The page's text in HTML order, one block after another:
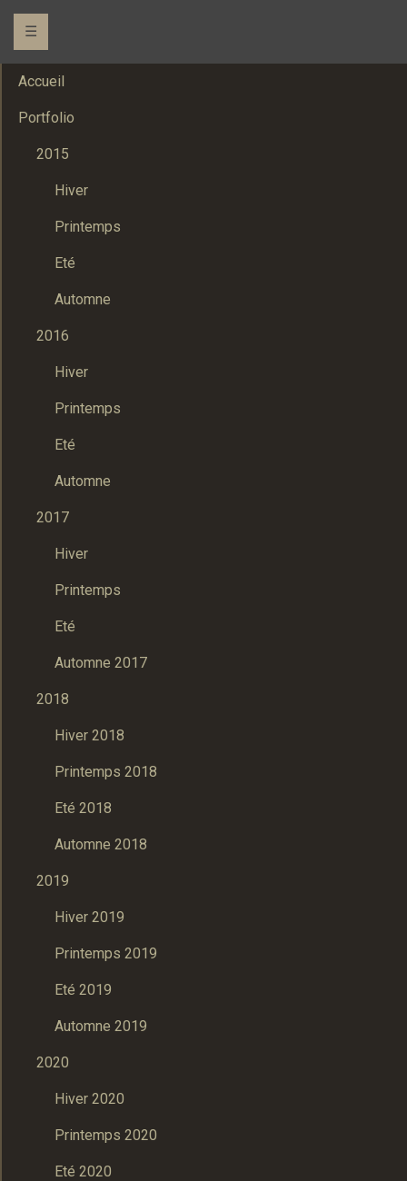
☰
Accueil
Portfolio
2015
Hiver
Printemps
Eté
Automne
2016
Hiver
Printemps
Eté
Automne
2017
Hiver
Printemps
Eté
Automne 2017
2018
Hiver 2018
Printemps 2018
Eté 2018
Automne 2018
2019
Hiver 2019
Printemps 2019
Eté 2019
Automne 2019
2020
Hiver 2020
Printemps 2020
Eté 2020